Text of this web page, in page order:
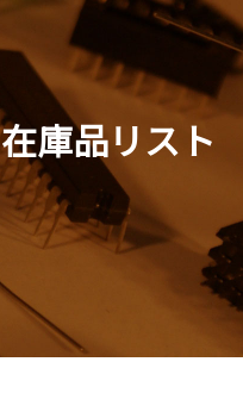
在庫品リスト